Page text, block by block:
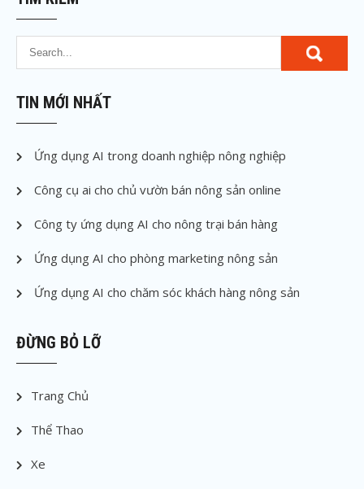
TIN MỚI NHẤT
Ứng dụng AI trong doanh nghiệp nông nghiệp
Công cụ ai cho chủ vườn bán nông sản online
Công ty ứng dụng AI cho nông trại bán hàng
Ứng dụng AI cho phòng marketing nông sản
Ứng dụng AI cho chăm sóc khách hàng nông sản
ĐỪNG BỎ LỠ
Trang Chủ
Thể Thao
Xe